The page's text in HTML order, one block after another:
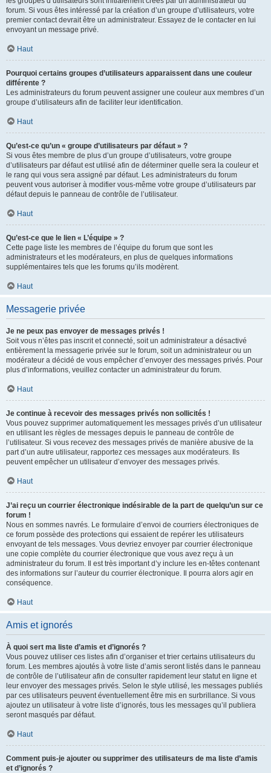
forum. Si vous êtes intéressé par la création d’un groupe d’utilisateurs, votre
premier contact devrait être un administrateur. Essayez de le contacter en lui
envoyant un message privé.
Haut
Pourquoi certains groupes d’utilisateurs apparaissent dans une couleur
différente ?
Les administrateurs du forum peuvent assigner une couleur aux membres d’un
groupe d’utilisateurs afin de faciliter leur identification.
Haut
Qu’est-ce qu’un « groupe d’utilisateurs par défaut » ?
Si vous êtes membre de plus d’un groupe d’utilisateurs, votre groupe
d’utilisateurs par défaut est utilisé afin de déterminer quelle sera la couleur et
le rang qui vous sera assigné par défaut. Les administrateurs du forum
peuvent vous autoriser à modifier vous-même votre groupe d’utilisateurs par
défaut depuis le panneau de contrôle de l’utilisateur.
Haut
Qu’est-ce que le lien « L’équipe » ?
Cette page liste les membres de l’équipe du forum que sont les
administrateurs et les modérateurs, en plus de quelques informations
supplémentaires tels que les forums qu’ils modèrent.
Haut
Messagerie privée
Je ne peux pas envoyer de messages privés !
Soit vous n’êtes pas inscrit et connecté, soit un administrateur a désactivé
entièrement la messagerie privée sur le forum, soit un administrateur ou un
modérateur a décidé de vous empêcher d’envoyer des messages privés. Pour
plus d’informations, veuillez contacter un administrateur du forum.
Haut
Je continue à recevoir des messages privés non sollicités !
Vous pouvez supprimer automatiquement les messages privés d’un utilisateur
en utilisant les règles de messages depuis le panneau de contrôle de
l’utilisateur. Si vous recevez des messages privés de manière abusive de la
part d’un autre utilisateur, rapportez ces messages aux modérateurs. Ils
peuvent empêcher un utilisateur d’envoyer des messages privés.
Haut
J’ai reçu un courrier électronique indésirable de la part de quelqu’un sur ce
forum !
Nous en sommes navrés. Le formulaire d’envoi de courriers électroniques de
ce forum possède des protections qui essaient de repérer les utilisateurs
envoyant de tels messages. Vous devriez envoyer par courrier électronique
une copie complète du courrier électronique que vous avez reçu à un
administrateur du forum. Il est très important d’y inclure les en-têtes contenant
des informations sur l’auteur du courrier électronique. Il pourra alors agir en
conséquence.
Haut
Amis et ignorés
À quoi sert ma liste d’amis et d’ignorés ?
Vous pouvez utiliser ces listes afin d’organiser et trier certains utilisateurs du
forum. Les membres ajoutés à votre liste d’amis seront listés dans le panneau
de contrôle de l’utilisateur afin de consulter rapidement leur statut en ligne et
leur envoyer des messages privés. Selon le style utilisé, les messages publiés
par ces utilisateurs peuvent éventuellement être mis en surbrillance. Si vous
ajoutez un utilisateur à votre liste d’ignorés, tous les messages qu’il publiera
seront masqués par défaut.
Haut
Comment puis-je ajouter ou supprimer des utilisateurs de ma liste d’amis
et d’ignorés ?